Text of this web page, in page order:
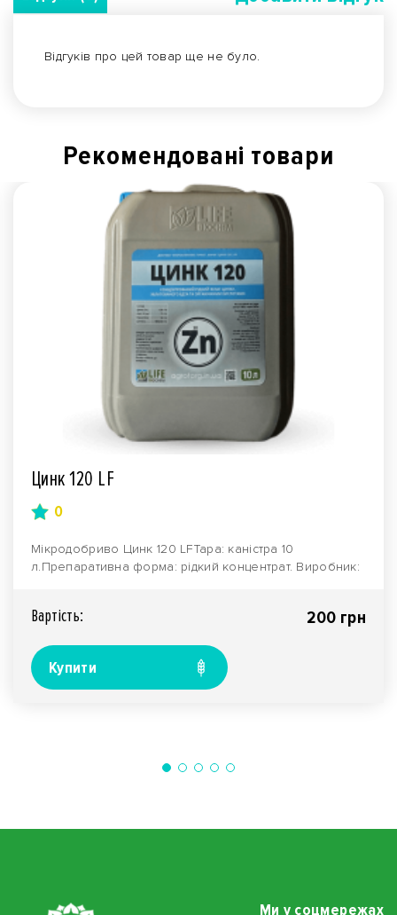
Відгуків про цей товар ще не було.
Рекомендованi товари
Цинк 120 LF
0
Мікродобриво Цинк 120 LFТара: каністра 10
л.Препаративна форма: рідкий концентрат. Виробник:
Вартiсть: 200 грн
Купити
Ми у соцмережах